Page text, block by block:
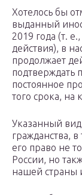
Хотелось бы
выданный
2019 года (т.
действия), в
продолжает
подтверждать
постоянное
того срока,
Указанный
гражданства,
его право не
России, но
нашей страны